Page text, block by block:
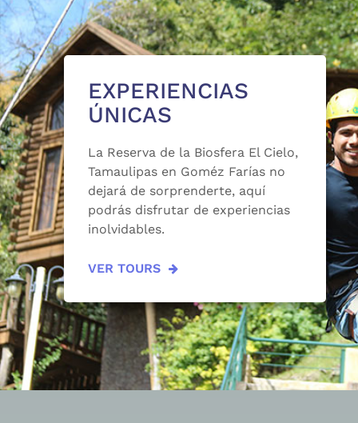
EXPERIENCIAS
ÚNICAS
La Reserva de la Biosfera El Cielo,
Tamaulipas en Goméz Farías no
dejará de sorprenderte, aquí
podrás disfrutar de experiencias
inolvidables.
VER TOURS